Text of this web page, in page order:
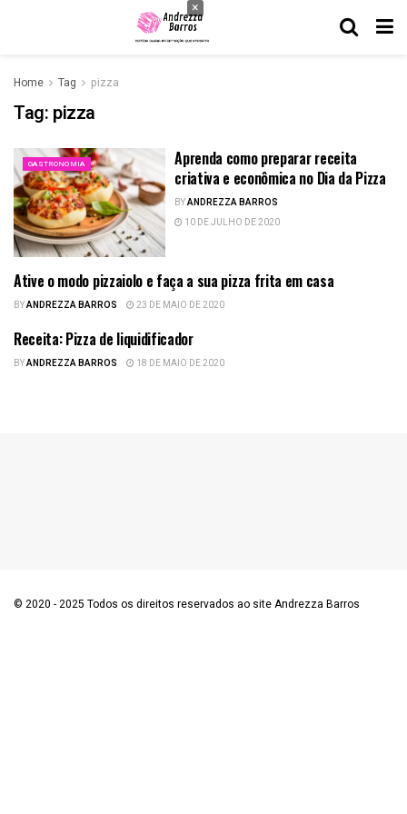
Home Tag pizza
Tag: pizza
GASTRONOMIA
Aprenda como preparar receita
criativa e econômica no Dia da Pizza
BYANDREZZA BARROS
10 DE JULHO DE 2020
GASTRONOMIA
Ative o modo pizzaiolo e faça a sua pizza frita em casa
BYANDREZZA BARROS 23 DE MAIO DE 2020
GASTRONOMIA
Receita: Pizza de liquidificador
BYANDREZZA BARROS 18 DE MAIO DE 2020
© 2020 - 2025 Todos os direitos reservados ao site Andrezza Barros
×